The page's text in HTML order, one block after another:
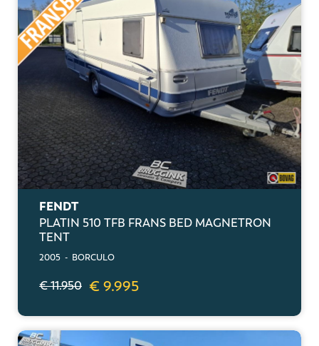
FENDT
PLATIN 510 TFB FRANS BED MAGNETRON
TENT
2005 - BORCULO
€ 11.950 € 9.995